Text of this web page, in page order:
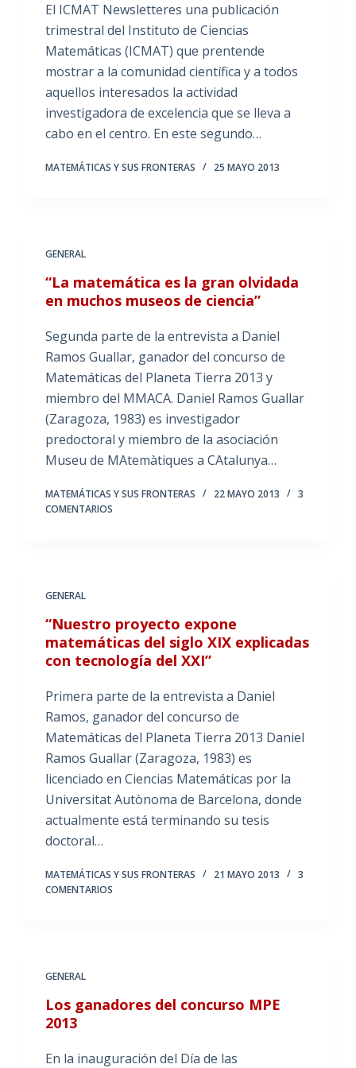
El ICMAT Newsletteres una publicación
trimestral del Instituto de Ciencias
Matemáticas (ICMAT) que prentende
mostrar a la comunidad científica y a todos
aquellos interesados la actividad
investigadora de excelencia que se lleva a
cabo en el centro. En este segundo…
MATEMÁTICAS Y SUS FRONTERAS 25 MAYO 2013
GENERAL
“La matemática es la gran olvidada
en muchos museos de ciencia”
Segunda parte de la entrevista a Daniel
Ramos Guallar, ganador del concurso de
Matemáticas del Planeta Tierra 2013 y
miembro del MMACA. Daniel Ramos Guallar
(Zaragoza, 1983) es investigador
predoctoral y miembro de la asociación
Museu de MAtemàtiques a CAtalunya…
MATEMÁTICAS Y SUS FRONTERAS 22 MAYO 2013
3
COMENTARIOS
GENERAL
“Nuestro proyecto expone
matemáticas del siglo XIX explicadas
con tecnología del XXI”
Primera parte de la entrevista a Daniel
Ramos, ganador del concurso de
Matemáticas del Planeta Tierra 2013 Daniel
Ramos Guallar (Zaragoza, 1983) es
licenciado en Ciencias Matemáticas por la
Universitat Autònoma de Barcelona, donde
actualmente está terminando su tesis
doctoral…
MATEMÁTICAS Y SUS FRONTERAS 21 MAYO 2013
3
COMENTARIOS
GENERAL
Los ganadores del concurso MPE
2013
En la inauguración del Día de las